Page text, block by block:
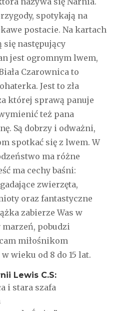
spotykają na
postacie. Na kartach
następujący
jest ogromnym lwem,
Czarownica to
Jest to zła
której sprawą panuje
też pana
Są dobrzy i odważni,
spotkać się z lwem. W
ma różne
ma cechy baśni:
zwierzęta,
oraz fantastyczne
zabierze Was w
pobudzi
miłośnikom
wieku od 8 do 15 lat.
Lewis C.S:
i stara szafa